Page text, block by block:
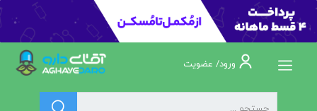
ورود/ عضویت